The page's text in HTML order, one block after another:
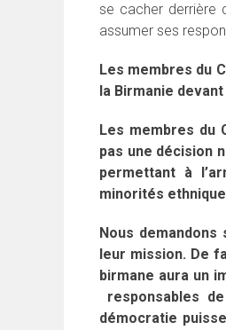
se cacher derrière
assumer ses
Les membres du
la Birmanie
Les membres du
pas une décision
permettant à
minorités
Nous
leur mission. De
birmane aura un
responsables
démocratie